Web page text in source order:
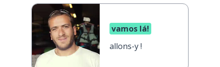
vamos lá!
allons-y !